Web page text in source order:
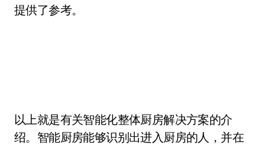
提供了参考。
以上就是有关智能化整体厨房解决方案的介
绍。智能厨房能够识别出进入厨房的人，并在